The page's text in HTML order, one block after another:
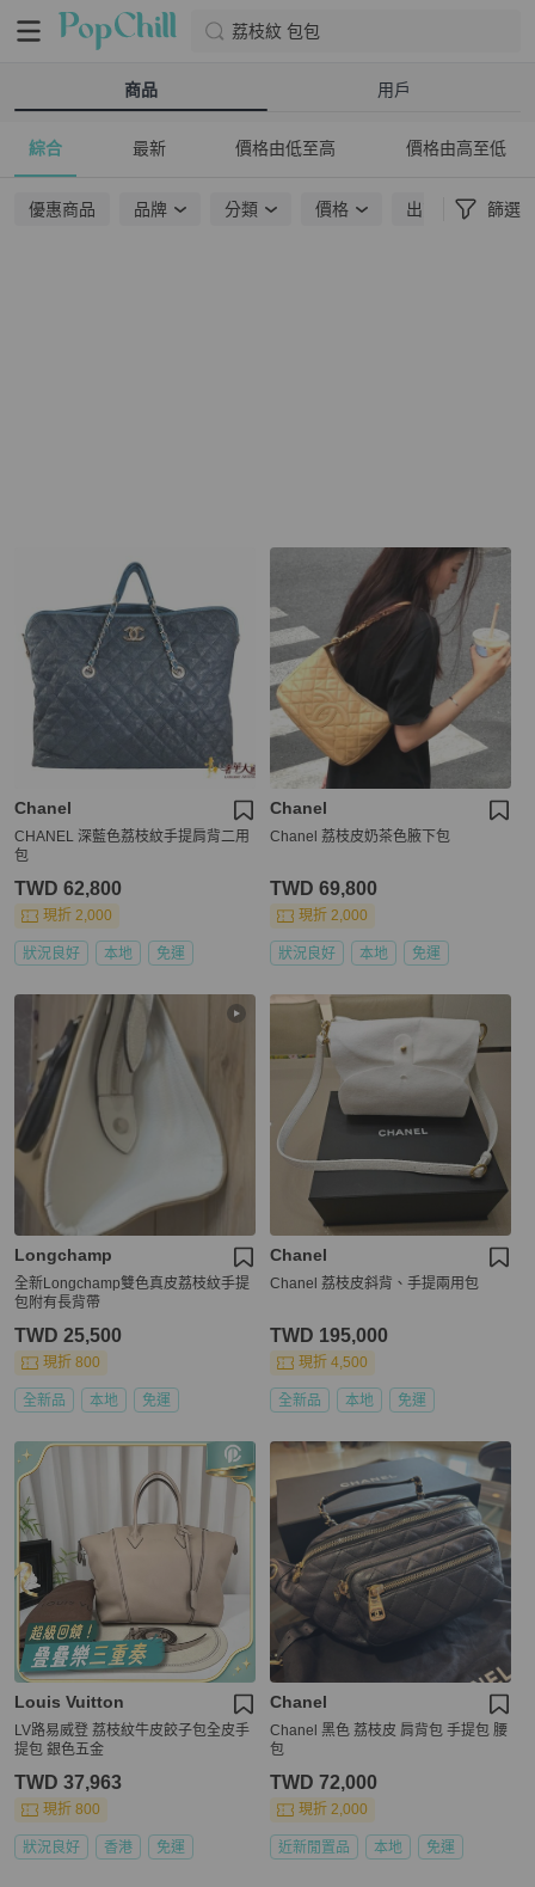
荔枝紋 包包
商品 用戶
綜合 最新 價格由低至高 價格由高至低
優惠商品 品牌 分類 價格 出貨地點 篩選
Chanel
CHANEL 深藍色荔枝紋手提肩背二用
包
TWD 62,800
現折 2,000
狀況良好 本地 免運
Chanel
Chanel 荔枝皮奶茶色腋下包
TWD 69,800
現折 2,000
狀況良好 本地 免運
Longchamp
全新Longchamp雙色真皮荔枝紋手提
包附有長背帶
TWD 25,500
現折 800
全新品 本地 免運
Chanel
Chanel 荔枝皮斜背、手提兩用包
TWD 195,000
現折 4,500
全新品 本地 免運
Louis Vuitton
LV路易威登 荔枝紋牛皮餃子包全皮手
提包 銀色五金
TWD 37,963
現折 800
狀況良好 香港 免運
Chanel
Chanel 黑色 荔枝皮 肩背包 手提包 腰
包
TWD 72,000
現折 2,000
近新閒置品 本地 免運